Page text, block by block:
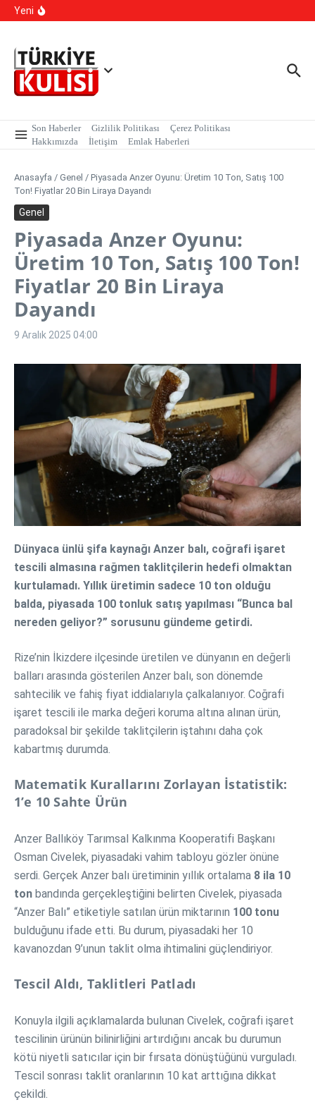
İçeriğe atla
Yeni
Sarmalı’ Tuzağını İfşa Etti
Son Haberler Gizlilik Politikası
Çerez Politikası
Hakkımızda
İletişim Emlak Haberleri
Anasayfa / Genel / Piyasada Anzer Oyunu: Üretim 10 Ton, Satış 100
Ton! Fiyatlar 20 Bin Liraya Dayandı
Genel
Piyasada Anzer Oyunu:
Üretim 10 Ton, Satış 100 Ton!
Fiyatlar 20 Bin Liraya
Dayandı
9 Aralık 2025 04:00
Dünyaca ünlü şifa kaynağı Anzer balı, coğrafi işaret
tescili almasına rağmen taklitçilerin hedefi olmaktan
kurtulamadı. Yıllık üretimin sadece 10 ton olduğu
balda, piyasada 100 tonluk satış yapılması “Bunca bal
nereden geliyor?” sorusunu gündeme getirdi.
Rize’nin İkizdere ilçesinde üretilen ve dünyanın en değerli
balları arasında gösterilen Anzer balı, son dönemde
sahtecilik ve fahiş fiyat iddialarıyla çalkalanıyor. Coğrafi
işaret tescili ile marka değeri koruma altına alınan ürün,
paradoksal bir şekilde taklitçilerin iştahını daha çok
kabartmış durumda.
Matematik Kurallarını Zorlayan İstatistik:
1’e 10 Sahte Ürün
Anzer Ballıköy Tarımsal Kalkınma Kooperatifi Başkanı
Osman Civelek, piyasadaki vahim tabloyu gözler önüne
serdi. Gerçek Anzer balı üretiminin yıllık ortalama 8 ila 10
ton bandında gerçekleştiğini belirten Civelek, piyasada
“Anzer Balı” etiketiyle satılan ürün miktarının 100 tonu
bulduğunu ifade etti. Bu durum, piyasadaki her 10
kavanozdan 9’unun taklit olma ihtimalini güçlendiriyor.
Tescil Aldı, Taklitleri Patladı
Konuyla ilgili açıklamalarda bulunan Civelek, coğrafi işaret
tescilinin ürünün bilinirliğini artırdığını ancak bu durumun
kötü niyetli satıcılar için bir fırsata dönüştüğünü vurguladı.
Tescil sonrası taklit oranlarının 10 kat arttığına dikkat
çekildi.